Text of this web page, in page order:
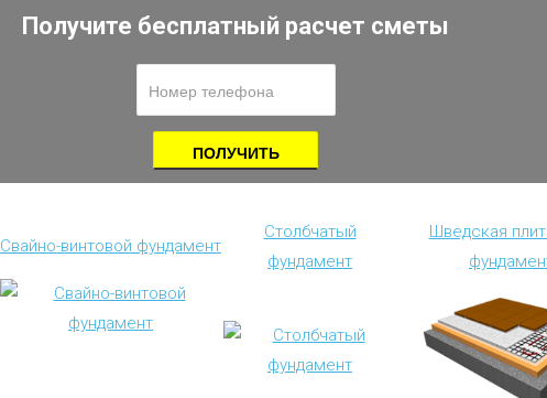
Получите бесплатный расчет сметы
Свайно-винтовой фундамент
Столбчатый
фундамент
Шведская